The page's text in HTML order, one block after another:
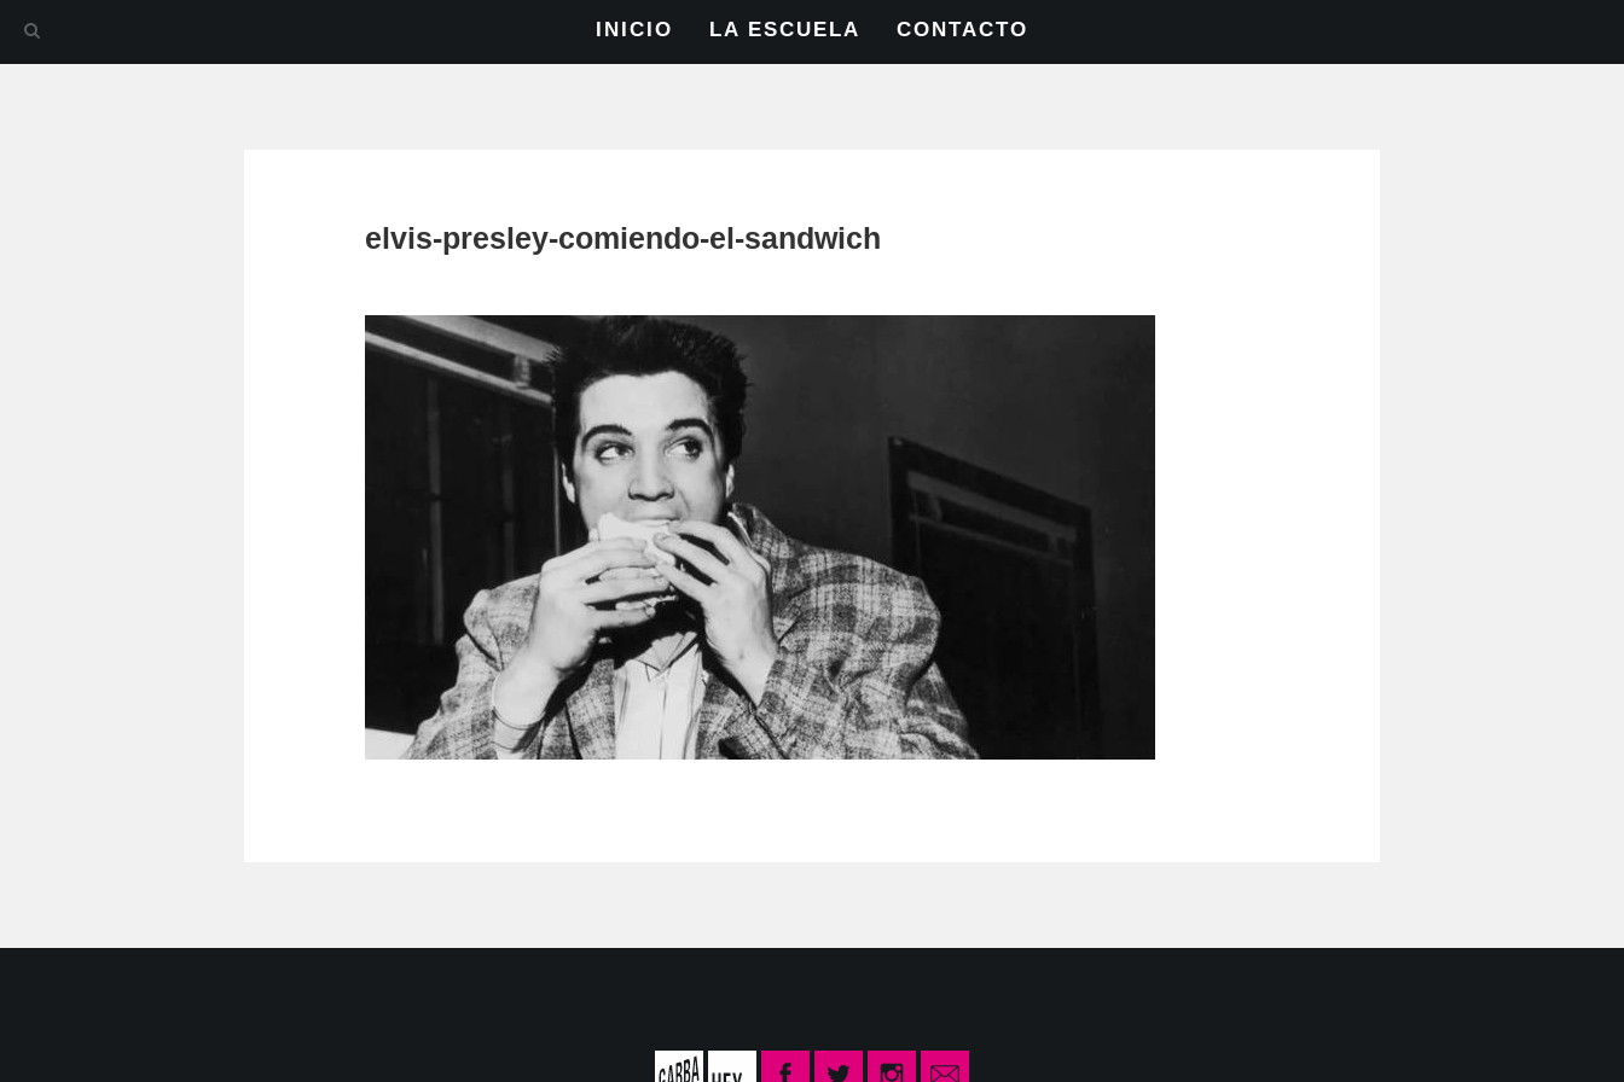
INICIO LA ESCUELA CONTACTO
elvis-presley-comiendo-el-sandwich